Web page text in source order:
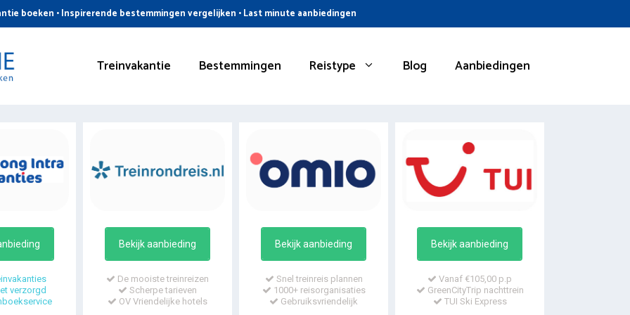
boeken • Inspirerende bestemmingen vergelijken • Last minute aanbiedingen
Treinvakantie Bestemmingen Reistype Blog Aanbiedingen
verzorgd
Bekijk aanbieding
De mooiste treinreizen
Scherpe tarieven
OV Vriendelijke hotels
Bekijk aanbieding
Snel treinreis plannen
1000+ reisorganisaties
Gebruiksvriendelijk
Bekijk aanbieding
Vanaf €105,00 p.p
GreenCityTrip nachttrein
TUI Ski Express